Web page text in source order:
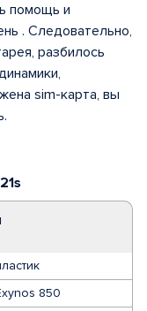
850
помощь и
. Следовательно,
разбилось
sim-карта, вы